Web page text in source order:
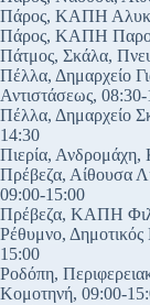
Πάρος, ΚΑΠΗ
Πάρος, ΚΑΠΗ
Πάτμος, Σκάλα,
Πέλλα, Δημαρχείο
Αντιστάσεως,
Πέλλα, Δημαρχείο
14:30
Πιερία, Ανδρομάχη,
Πρέβεζα, Αίθουσα
09:00-15:00
Πρέβεζα, ΚΑΠΗ
Ρέθυμνο,
15:00
Ροδόπη,
Κομοτηνή, 09:00-